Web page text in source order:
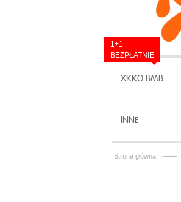
XKKO BMB
1+1
BEZPŁATNIE
INNE
Strona główna ——